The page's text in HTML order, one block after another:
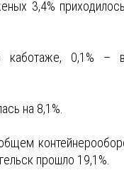
3,4% приходилось
каботаже, 0,1% –
на 8,1%.
прошло 19,1%.